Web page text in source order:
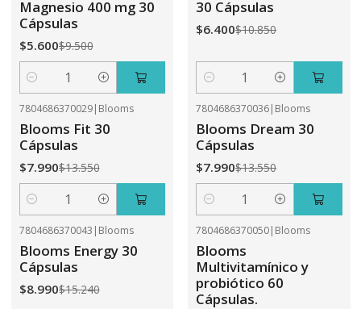
Magnesio 400 mg 30
Cápsulas
$5.600$9.500
Cantidad
30 Cápsulas
$6.400$10.850
Cantidad
7804686370029| Blooms
Blooms Fit 30
Cápsulas
$7.990$13.550
Cantidad
7804686370036| Blooms
Blooms Dream 30
Cápsulas
$7.990$13.550
Cantidad
7804686370043 | Blooms
Blooms Energy 30
Cápsulas
$8.990$15.240
7804686370050| Blooms
Blooms
Multivitamínico y
probiótico 60
Cápsulas.